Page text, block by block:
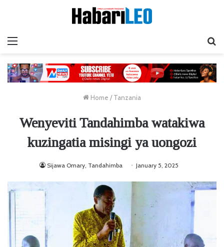
Home / Tanzania
Wenyeviti Tandahimba watakiwa
kuzingatia misingi ya uongozi
Sijawa Omary, Tandahimba January 5, 2025